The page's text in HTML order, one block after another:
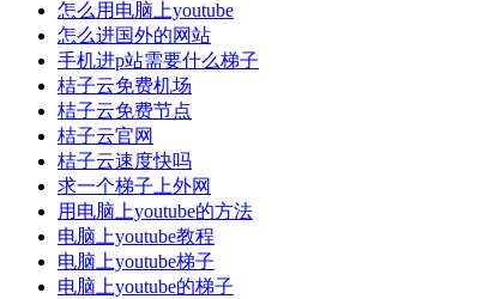
怎么用电脑上youtube
怎么进国外的网站
手机进p站需要什么梯子
桔子云免费机场
桔子云免费节点
桔子云官网
桔子云速度快吗
求一个梯子上外网
用电脑上youtube的方法
电脑上youtube教程
电脑上youtube梯子
电脑上youtube的梯子